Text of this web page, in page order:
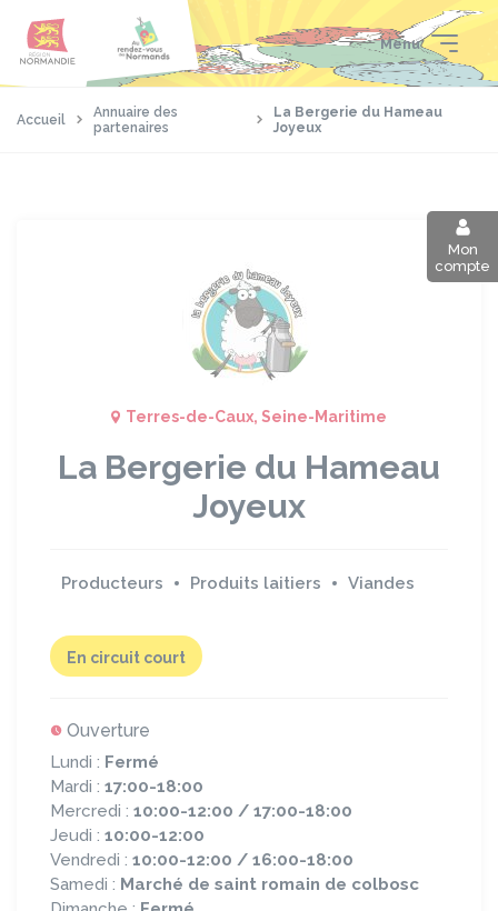
contenu
pied
Menu
Mon
compte
Accueil
Annuaire des
partenaires
La Bergerie du Hameau
Joyeux
Terres-de-Caux, Seine-Maritime
La Bergerie du Hameau
Joyeux
Producteurs Produits laitiers Viandes
En circuit court
Ouverture
Lundi : Fermé
Mardi : 17:00-18:00
Mercredi : 10:00-12:00 / 17:00-18:00
Jeudi : 10:00-12:00
Vendredi : 10:00-12:00 / 16:00-18:00
Samedi : Marché de saint romain de colbosc
Panneau de gestion des cookies